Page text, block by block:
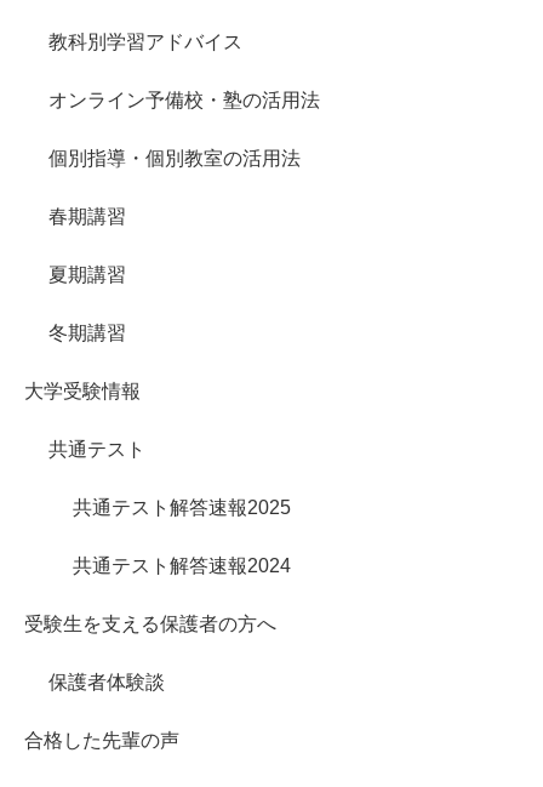
教科別学習アドバイス
オンライン予備校・塾の活用法
個別指導・個別教室の活用法
春期講習
夏期講習
冬期講習
大学受験情報
共通テスト
共通テスト解答速報2025
共通テスト解答速報2024
受験生を支える保護者の方へ
保護者体験談
合格した先輩の声